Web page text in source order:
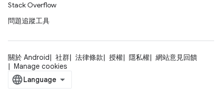
Stack Overflow
問題追蹤工具
關於 Android 社群 法律條款 授權 隱私權
網站意見回饋
Manage cookies